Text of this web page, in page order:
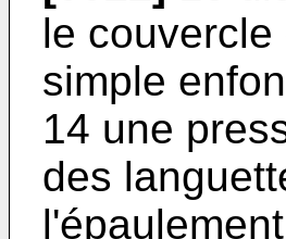
le
sim­ple
14 une
des